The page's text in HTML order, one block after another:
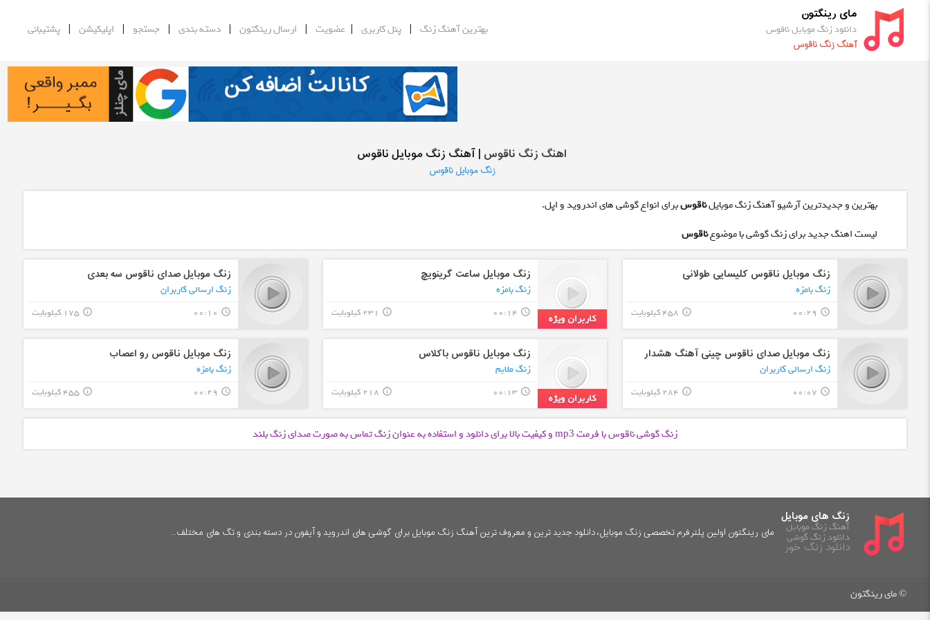
مای رینگتون
دانلود زنگ موبایل ناقوس
آهنگ زنگ ناقوس
بهترین آهنگ زنگ |پنل کاربری | عضویت | ارسال رینگتون |دسته بندی | جستجو | اپلیکیشن |پشتیبانی
اهنگ زنگ ناقوس | آهنگ زنگ موبایل ناقوس
زنگ موبایل ناقوس
بهترین و جدیدترین آرشیو آهنگ زنگ موبایلناقوسبرای انواع گوشی های اندروید و اپل.
لیست اهنگ جدید برای زنگ گوشی با موضوعناقوس
زنگ موبایل ناقوس کلیسایی طولانی
زنگ بامزه
query_builder
00:29 458 کیلوبایت info_outline
زنگ موبایل ساعت گرینویچ
زنگ بامزه
query_builder
00:14 231 کیلوبایت info_outline
زنگ موبایل صدای ناقوس سه بعدی
زنگ ارسالی کاربران
query_builder
00:10 175 کیلوبایتinfo_outline
زنگ موبایل صدای ناقوس چینی آهنگ هشدار
زنگ ارسالی کاربران
query_builder
00:07 284 کیلوبایت info_outline
زنگ موبایل ناقوس باکلاس
زنگ ملایم
query_builder
00:13 218 کیلوبایت info_outline
زنگ موبایل ناقوس رو اعصاب
زنگ بامزه
query_builder
00:29 455 کیلوبایتinfo_outline
زنگ گوشی ناقوس با فرمت mp3 و کیفیت بالا برای دانلود و استفاده به عنوان زنگ تماس به صورت صدای زنگ بلند
زنگ های موبایل
آهنگ زنگ موبایل
دانلود زنگ گوشی
دانلود زنگ خور
مای رینگتون اولین پلترفرم تخصصی زنگ موبایل، دانلود جدید ترین و معروف ترین آهنگ زنگ موبایل برای گوشی های اندروید و آیفون در دسته بندی و تگ های مختلف...
© مای رینگتون